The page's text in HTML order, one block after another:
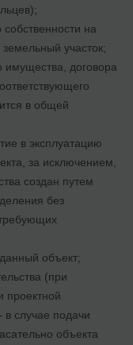
на
участок;
имущества, договора
в общей
в эксплуатацию
за исключением,
создан путем
без
объект;
(при
проектной
в случае подачи
объекта